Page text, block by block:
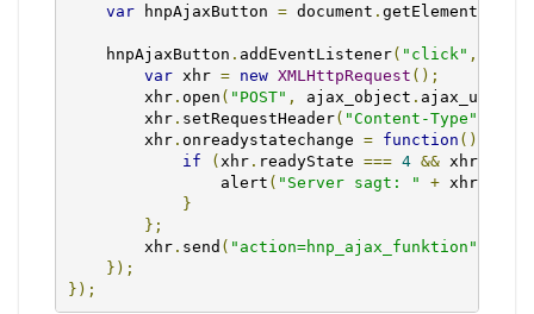
var hnpAjaxButton = document . getElementById
    hnpAjaxButton
. addEventListener( "click" ,
var xhr = new XMLHttpRequest ();
        xhr
. open ( "POST" , ajax_object . ajax_url
        xhr
. setRequestHeader( "Content-Type"
        xhr
. onreadystatechange = function ()
if
( xhr. readyState === 4 && xhr.
                alert
( "Server sagt: " + xhr.
}
};
        xhr
. send ( "action=hnp_ajax_funktion"
});
});